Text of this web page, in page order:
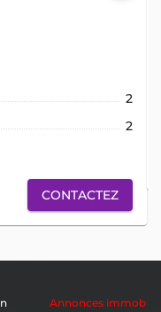
2
2
CONTACTEZ
Annonces